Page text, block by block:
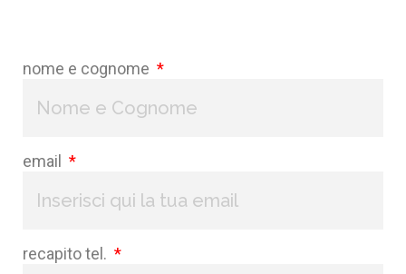
nome e cognome
email
recapito tel.